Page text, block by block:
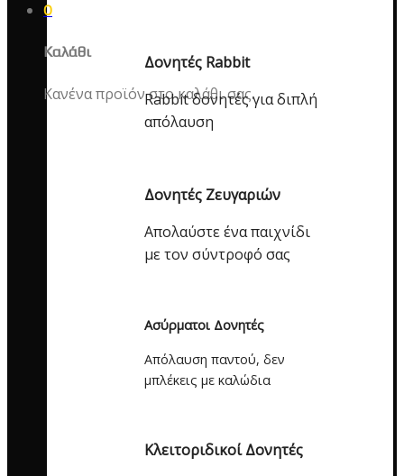
0
Καλάθι
Κανένα προϊόν στο καλάθι σας.
Δονητές Rabbit
Rabbit δονητές για διπλή
απόλαυση
Δονητές Ζευγαριών
Απολαύστε ένα παιχνίδι
με τον σύντροφό σας
Ασύρματοι Δονητές
Απόλαυση παντού, δεν
μπλέκεις με καλώδια
Κλειτοριδικοί Δονητές